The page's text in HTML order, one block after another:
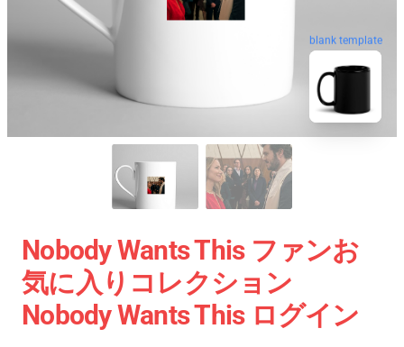
blank template
Nobody Wants This ファンお
気に入りコレクション
Nobody Wants This ログイン